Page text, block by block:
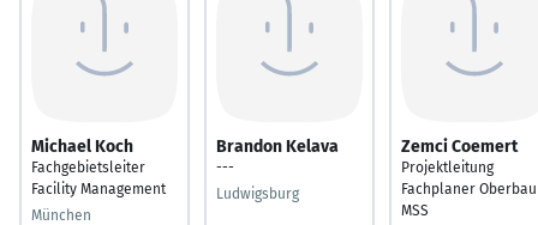
Michael Koch
Fachgebietsleiter
Facility Management
München
Brandon Kelava
---
Ludwigsburg
Zemci Coemert
Projektleitung
Fachplaner Oberbau
MSS